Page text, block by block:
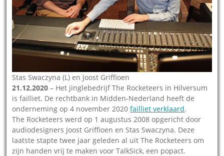
Stas Swaczyna (L) en Joost Griffioen
21.12.2020 – Het jinglebedrijf The Rocketeers in Hilversum
is failliet. De rechtbank in Midden-Nederland heeft de
onderneming op 4 november 2020failliet verklaard.
The Rocketeers werd op 1 augustus 2008 opgericht door
audiodesigners Joost Griffioen en Stas Swaczyna. Deze
laatste stapte twee jaar geleden al uit The Rocketeers om
zijn handen vrij te maken voor TalkSick, een popact.